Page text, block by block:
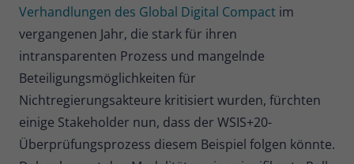
Verhandlungen des Global Digital Compact im
vergangenen Jahr, die stark für ihren
intransparenten Prozess und mangelnde
Beteiligungsmöglichkeiten für
Nichtregierungsakteure kritisiert wurden, fürchten
einige Stakeholder nun, dass der WSIS+20-
Überprüfungsprozess diesem Beispiel folgen könnte.
Name _pk_cvar
Anbieter
Laufzeit 30 Minuten
Zweck
Kurzlebige Cookies, die zur
vorübergehenden Speicherung von
Daten für den Besuch verwendet